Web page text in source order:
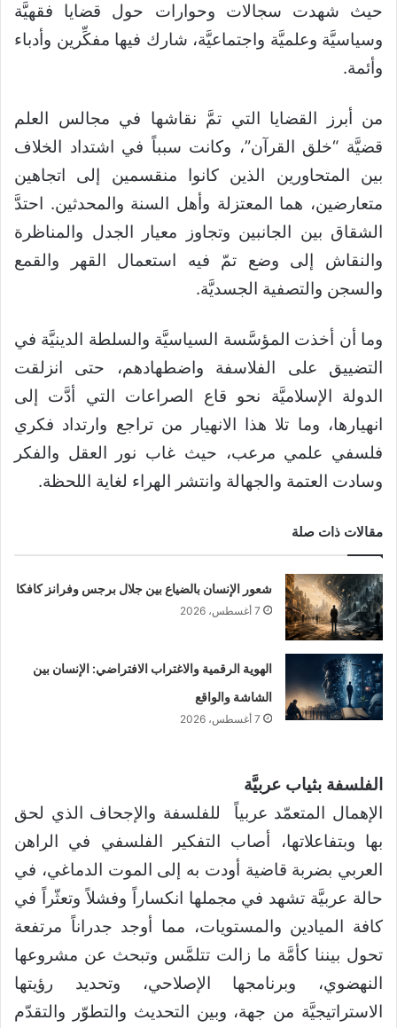
حيث شهدت سجالات وحوارات حول قضايا فقهيَّة
وسياسيَّة وعلميَّة واجتماعيَّة، شارك فيها مفكِّرين وأدباء
وأئمة.
من أبرز القضايا التي تمَّ نقاشها في مجالس العلم
قضيَّة “خلق القرآن”، وكانت سبباً في اشتداد الخلاف
بين المتحاورين الذين كانوا منقسمين إلى اتجاهين
متعارضين، هما المعتزلة وأهل السنة والمحدثين. احتدَّ
الشقاق بين الجانبين وتجاوز معيار الجدل والمناظرة
والنقاش إلى وضع تمّ فيه استعمال القهر والقمع
والسجن والتصفية الجسديَّة.
وما أن أخذت المؤسَّسة السياسيَّة والسلطة الدينيَّة في
التضييق على الفلاسفة واضطهادهم، حتى انزلقت
الدولة الإسلاميَّة نحو قاع الصراعات التي أدَّت إلى
انهيارها، وما تلا هذا الانهيار من تراجع وارتداد فكري
فلسفي علمي مرعب، حيث غاب نور العقل والفكر
وسادت العتمة والجهالة وانتشر الهراء لغاية اللحظة.
مقالات ذات صلة
شعور الإنسان بالضياع بين جلال برجس وفرانز كافكا
7 أغسطس، 2026
الهوية الرقمية والاغتراب الافتراضي: الإنسان بين
الشاشة والواقع
7 أغسطس، 2026
الفلسفة بثياب عربيَّة
الإهمال المتعمّد عربياً للفلسفة والإجحاف الذي لحق
بها وبتفاعلاتها، أصاب التفكير الفلسفي في الراهن
العربي بضربة قاضية أودت به إلى الموت الدماغي، في
حالة عربيَّة تشهد في مجملها انكساراً وفشلاً وتعثّراً في
كافة الميادين والمستويات، مما أوجد جدراناً مرتفعة
تحول بيننا كأمَّة ما زالت تتلمَّس وتبحث عن مشروعها
النهضوي، وبرنامجها الإصلاحي، وتحديد رؤيتها
الاستراتيجيَّة من جهة، وبين التحديث والتطوّر والتقدّم